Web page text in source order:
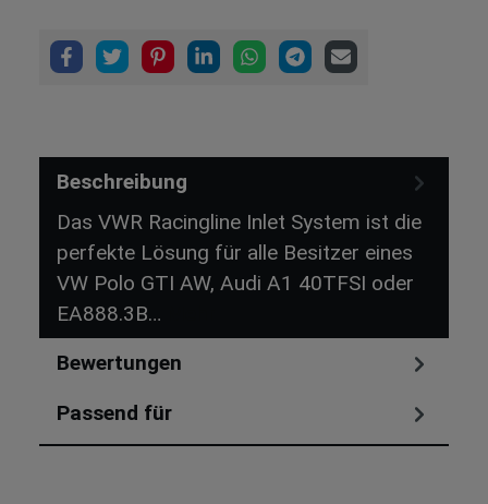
Beschreibung
Das VWR Racingline Inlet System ist die
perfekte Lösung für alle Besitzer eines
VW Polo GTI AW, Audi A1 40TFSI oder
EA888.3B…
Bewertungen
Passend für